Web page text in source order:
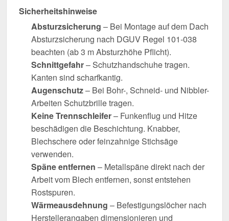
Sicherheitshinweise
Absturzsicherung – Bei Montage auf dem Dach
Absturzsicherung nach DGUV Regel 101-038
beachten (ab 3 m Absturzhöhe Pflicht).
Schnittgefahr– Schutzhandschuhe tragen.
Kanten sind scharfkantig.
Augenschutz– Bei Bohr-, Schneid- und Nibbler-
Arbeiten Schutzbrille tragen.
Keine Trennschleifer– Funkenflug und Hitze
beschädigen die Beschichtung. Knabber,
Blechschere oder feinzahnige Stichsäge
verwenden.
Späne entfernen – Metallspäne direkt nach der
Arbeit vom Blech entfernen, sonst entstehen
Rostspuren.
Wärmeausdehnung – Befestigungslöcher nach
Herstellerangaben dimensionieren und